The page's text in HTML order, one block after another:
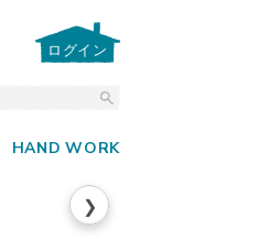
ログイン
HAND WORK
❯